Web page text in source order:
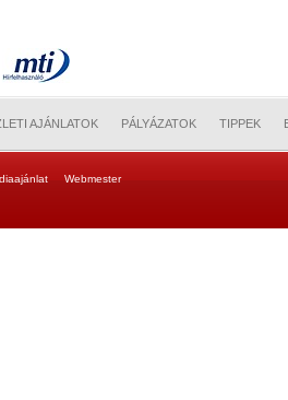
AJÁNLATOK PÁLYÁZATOK TIPPEK
Webmester